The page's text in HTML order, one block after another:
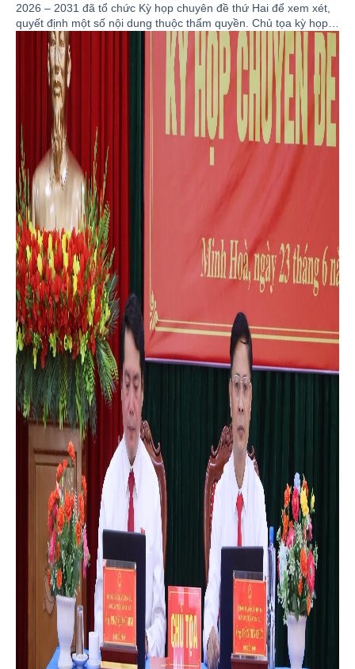
2026 – 2031 đã tổ chức Kỳ họp chuyên đề thứ Hai để xem xét,
quyết định một số nội dung thuộc thẩm quyền. Chủ tọa kỳ họp
gồm đồng chí Phạm Quang Minh, Bí thư Đảng ủy, Chủ tịch
HĐND xã khóa XXV và đồng chí Trần Tiến Chức, Ủy viên Ban
Thường vụ Đảng ủy, Phó Chủ tịch HĐND xã khóa XXV.